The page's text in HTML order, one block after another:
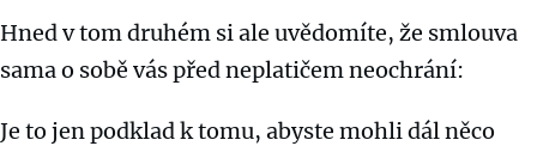
Hned v tom druhém si ale uvědomíte, že smlouva
sama o sobě vás před neplatičem neochrání:
Je to jen podklad k tomu, abyste mohli dál něco